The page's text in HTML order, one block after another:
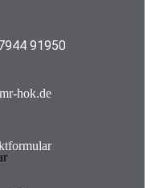
91950
hok.de